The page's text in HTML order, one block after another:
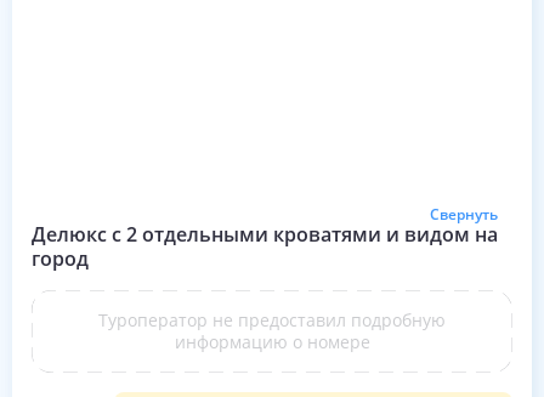
Делюкс с 2 отдельными кроватями и видом на
город
Свернуть
Туроператор не предоставил подробную
информацию о номере